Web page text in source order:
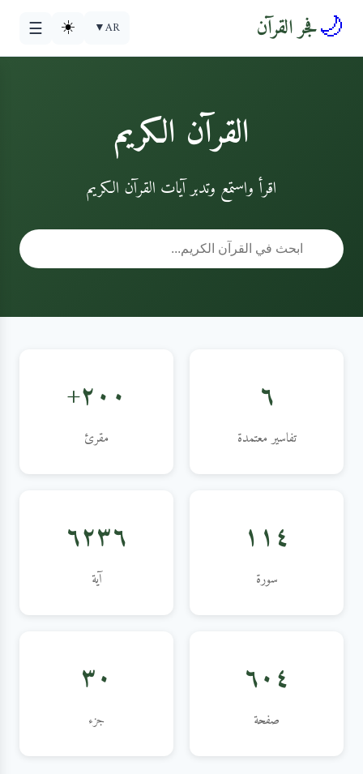
🌙فجر القرآن AR
▼
☀️
☰
القرآن الكريم
اقرأ واستمع وتدبر آيات القرآن الكريم
٦
تفاسير معتمدة
٢٠٠+
مقرئ
١١٤
سورة
٦٢٣٦
آية
٦٠٤
صفحة
٣٠
جزء